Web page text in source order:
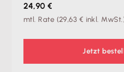
24,90 €
mtl. Rate (29,63 € inkl.
Jetzt